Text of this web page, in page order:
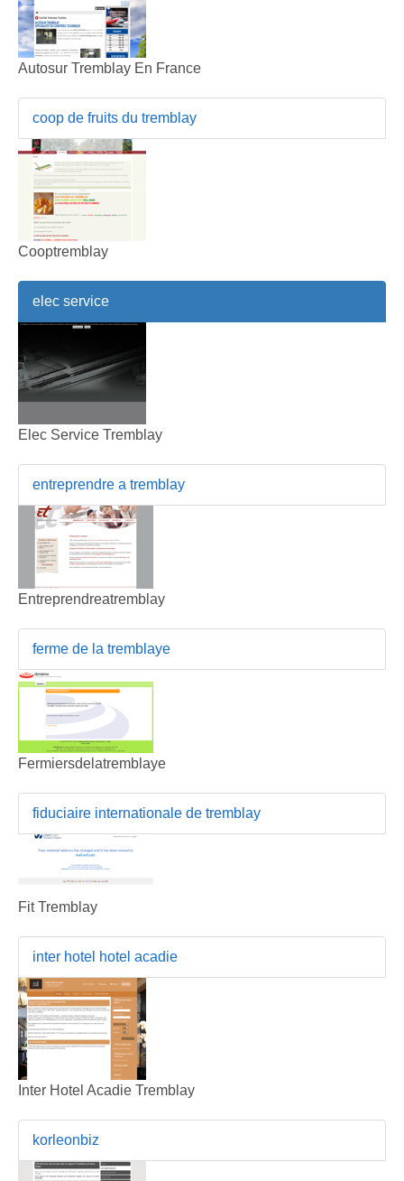
Autosur Tremblay En France
coop de fruits du tremblay
Cooptremblay
elec service
Elec Service Tremblay
entreprendre a tremblay
Entreprendreatremblay
ferme de la tremblaye
Fermiersdelatremblaye
fiduciaire internationale de tremblay
Fit Tremblay
inter hotel hotel acadie
Inter Hotel Acadie Tremblay
korleonbiz